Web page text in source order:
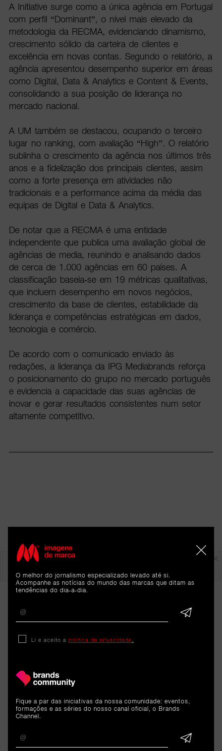
A Initiative surge como a única agência em Portugal
com perfil “Dominant”, o nível mais elevado da
metodologia da RECMA, evidenciando dinamismo,
crescimento sólido da carteira de clientes e
excelência em novas contas. Segundo o relatório, a
agência apresentou desempenho superior em áreas
como Digital, Data & Analytics e Content & Events,
consolidando a sua posição de liderança no
mercado nacional.
A UM também se destacou, ocupando o terceiro
lugar no ranking, com avaliação “High”. O relatório
sublinha o crescimento da agência nos últimos três
anos e a fidelização dos principais clientes, assim
como a forte presença em atividades não
tradicionais e a performance acima da média das
equipas de Digital e Data & Analytics.
De notar que a RECMA é uma entidade
independente que publica uma avaliação global de
agências de media, reunindo e analisando dados
de cerca de 1.000 agências em 60 países. A
classificação baseia-se em 19 métricas qualitativas,
que incluem desempenho em novos negócios,
crescimento da base de clientes, estabilidade da
liderança e competências estratégicas em dados,
tecnologia e comércio.
De acordo com o comunicado enviado às
redações, a liderança da IPG Mediabrands reforça
o posicionamento do grupo no mercado português
e evidencia a capacidade das suas agências de
inovar e gerar resultados consistentes num setor
altamente competitivo.
ARTIGOS
RELACIONADOS
Análise
O melhor do jornalismo especializado levado até si.
Acompanhe as notícias do mundo das marcas que ditam as
tendências do dia-a-dia.
Li e aceito a política de privacidade.
Fique a par das iniciativas da nossa comunidade: eventos,
formações e as séries do nosso canal oficial, o Brands
Channel.